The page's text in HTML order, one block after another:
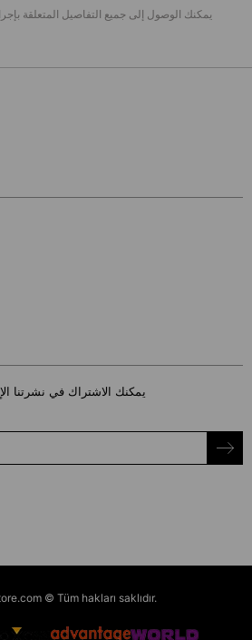
يمكنك الوصول إلى جميع التفاصيل المتعلقة
يمكنك الاشتراك في نشرتنا
© Tüm hakları saklıdır.